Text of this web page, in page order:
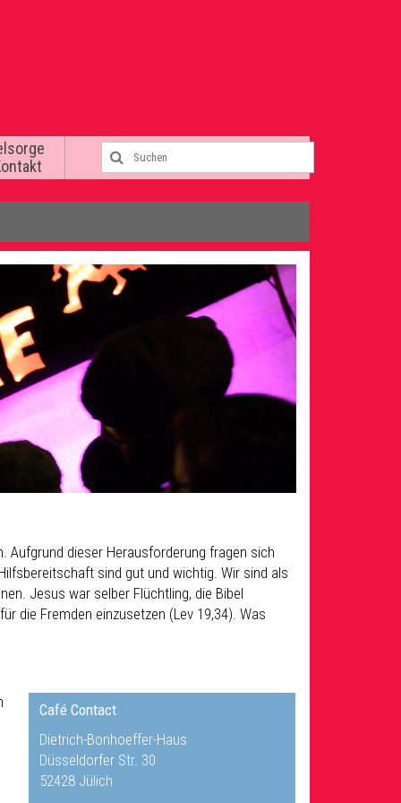
Aufgrund dieser Herausforderung fragen sich
sind gut und wichtig. Wir sind als
Jesus war selber Flüchtling, die Bibel
die Fremden einzusetzen (Lev 19,34). Was
Café Contact
Dietrich-Bonhoeffer-Haus
Düsseldorfer Str. 30
52428 Jülich